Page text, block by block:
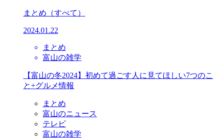
まとめ （すべて）
2024.01.22
まとめ
富山の雑学
【富山の冬2024】初めて過ごす人に見てほしい7つのこ
と+グルメ情報
まとめ
富山のニュース
テレビ
富山の雑学